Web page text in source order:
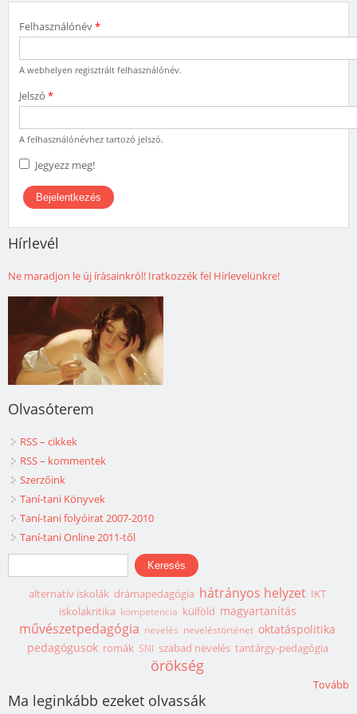
Felhasználónév*
A webhelyen regisztrált felhasználónév.
Jelszó *
A felhasználónévhez tartozó jelszó.
Jegyezz meg!
Hírlevél
Ne maradjon le új írásainkról! Iratkozzék fel Hírlevelünkre!
Olvasóterem
RSS – cikkek
RSS – kommentek
Szerzőink
Taní-tani Könyvek
Taní-tani folyóirat 2007-2010
Taní-tani Online 2011-től
Keresés űrlap
Keresés
alternatív iskolák drámapedagógia hátrányos helyzet IKT
iskolakritika kompetencia külföld magyartanítás
művészetpedagógia nevelés neveléstörténet oktatáspolitika
pedagógusok romák SNI szabad nevelés tantárgy-pedagógia
örökség
Tovább
Ma leginkább ezeket olvassák